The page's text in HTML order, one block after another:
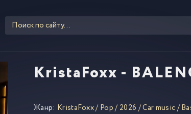
KristaFoxx -
Жанр: KristaFoxx/ Pop/ 2026 /Car music/